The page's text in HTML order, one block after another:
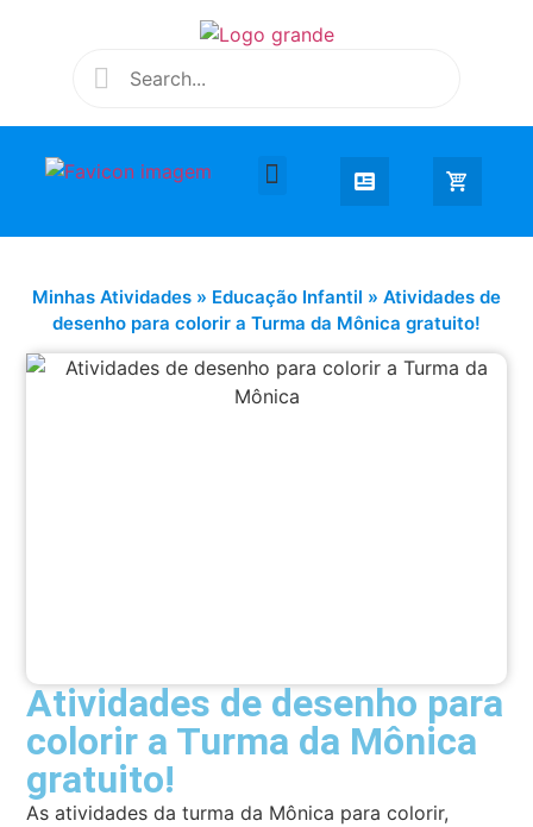
Minhas Atividades » Educação Infantil » Atividades de
desenho para colorir a Turma da Mônica gratuito!
Atividades de desenho para
colorir a Turma da Mônica
gratuito!
As atividades da turma da Mônica para colorir,